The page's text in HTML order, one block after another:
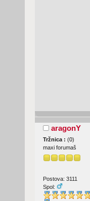
aragonY
Tržnica : (0)
maxi forumaš
Postova: 3111
Spol: